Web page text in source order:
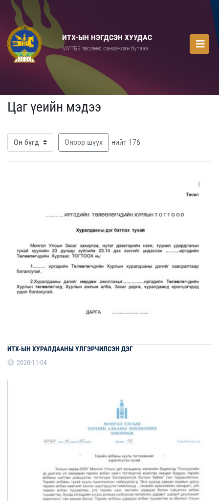
ИТХ-ЫН НЭГДСЭН ХУУДАС
МУТББ төслөөс санаачлан бүтээв.
Цаг үеийн мэдээ
Оноор шүүх нийт 176
ИТХ-ЫН ХУРАЛДААНЫ ҮЛГЭРЧИЛСЭН ДЭГ
2020-11-04